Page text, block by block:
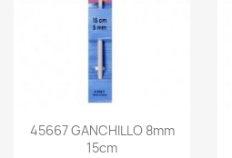
45667 GANCHILLO 8mm
15cm